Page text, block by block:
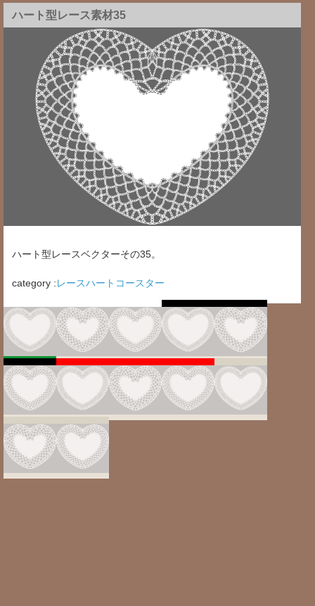
ハート型レース素材35
ハート型レースベクターその35。
category : レースハートコースター